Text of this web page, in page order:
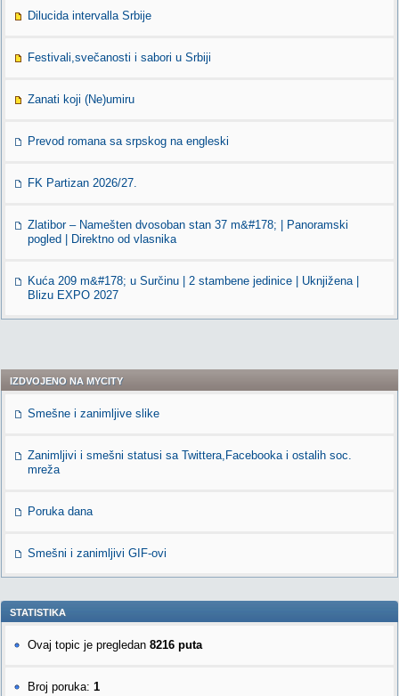
Dilucida intervalla Srbije
Festivali,svečanosti i sabori u Srbiji
Zanati koji (Ne)umiru
Prevod romana sa srpskog na engleski
FK Partizan 2026/27.
Zlatibor – Namešten dvosoban stan 37 m&#178; | Panoramski
pogled | Direktno od vlasnika
Kuća 209 m&#178; u Surčinu | 2 stambene jedinice | Uknjižena |
Blizu EXPO 2027
IZDVOJENO NA MYCITY
Smešne i zanimljive slike
Zanimljivi i smešni statusi sa Twittera,Facebooka i ostalih soc.
mreža
Poruka dana
Smešni i zanimljivi GIF-ovi
STATISTIKA
Ovaj topic je pregledan 8216 puta
Broj poruka: 1